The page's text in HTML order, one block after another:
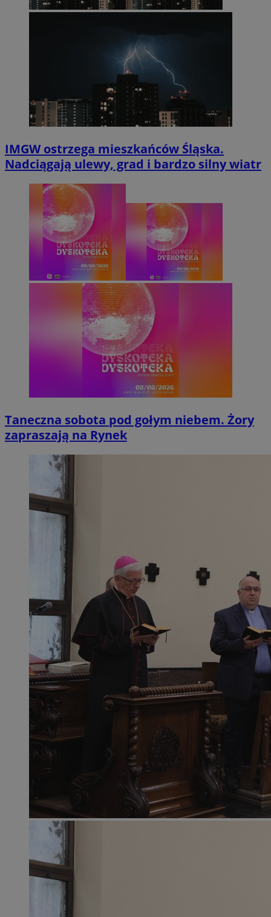
IMGW ostrzega mieszkańców Śląska.
Nadciągają ulewy, grad i bardzo silny wiatr
Taneczna sobota pod gołym niebem. Żory
zapraszają na Rynek